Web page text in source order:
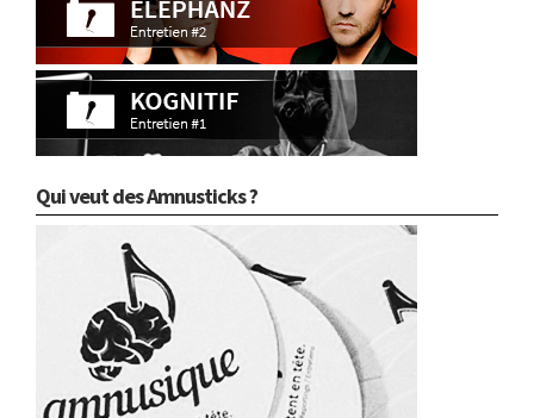
Qui veut des Amnusticks ?